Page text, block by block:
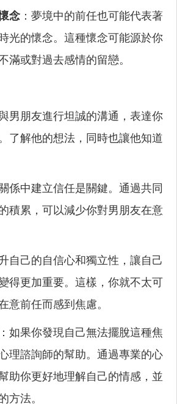
念 ：夢境中的前任也可能代表著
光的懷念。這種懷念可能源於你
滿或對過去感情的留戀。
與男朋友進行坦誠的溝通，表達你
了解他的想法，同時也讓他知道
係中建立信任是關鍵。通過共同
積累，可以減少你對男朋友在意
自己的自信心和獨立性，讓自己
得更加重要。這樣，你就不太可
意前任而感到焦慮。
：如果你發現自己無法擺脫這種焦
理諮詢師的幫助。通過專業的心
助你更好地理解自己的情感，並
方法。